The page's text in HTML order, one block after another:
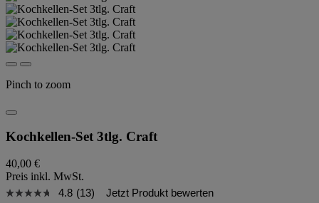
Pinch to zoom
Kochkellen-Set 3tlg. Craft
40,00 €
Preis inkl. MwSt.
4.8 (13) Jetzt Produkt bewerten